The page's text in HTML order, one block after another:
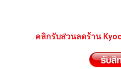
คลิกรับส่วนลดร้าน